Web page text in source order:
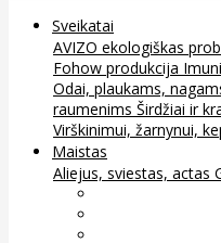
Sveikatai
AVIZO ekologiškas
Fohow produkcija
Odai, plaukams,
raumenims Širdžiai ir
Virškinimui, žarnynui,
Maistas
Aliejus, sviestas, actas